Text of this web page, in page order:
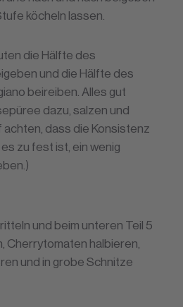
köcheln lassen.
die Hälfte des
und die Hälfte des
beireiben. Alles gut
dazu, salzen und
achten, dass die Konsistenz
zu fest ist, ein wenig
und beim unteren Teil 5
Cherrytomaten halbieren,
und in grobe Schnitze